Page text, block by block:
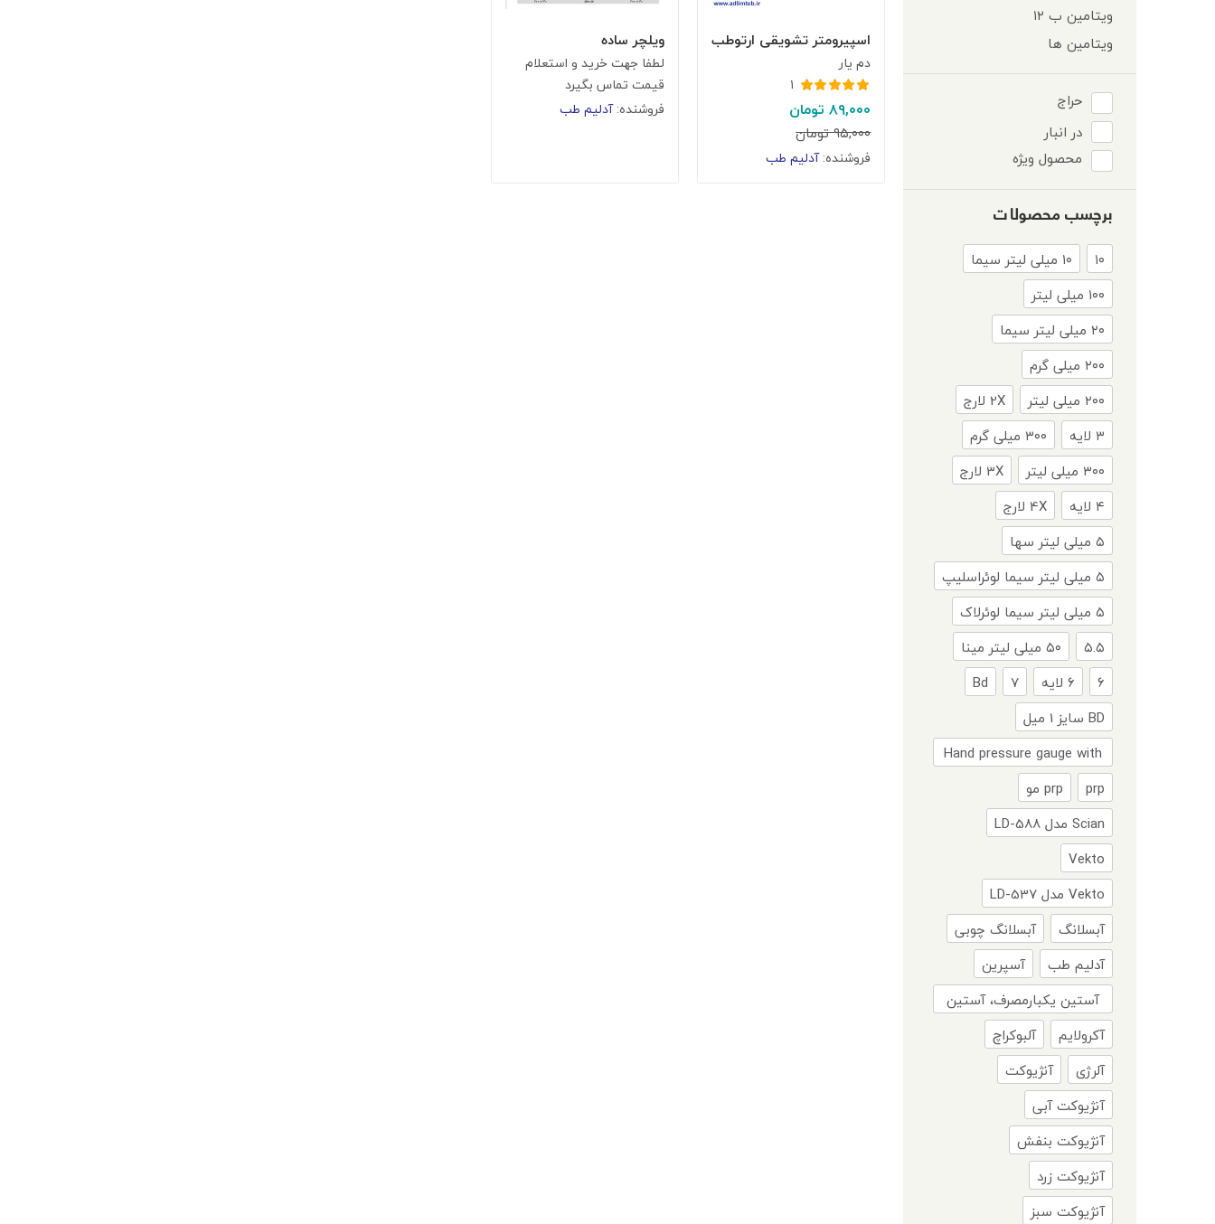
ویتامین ب ۱۲
ویتامین ها
حراج
در انبار
محصول ویژه
برچسب محصولات
۱۰
۱۰ میلی لیتر سیما
۱۰۰ میلی لیتر
۲۰ میلی لیتر سیما
۲۰۰ میلی گرم
۲۰۰ میلی لیتر
2X لارج
۳ لایه
۳۰۰ میلی گرم
۳۰۰ میلی لیتر
3X لارج
۴ لایه
4X لارج
۵ میلی لیتر سها
۵ میلی لیتر سیما لوئراسلیپ
۵ میلی لیتر سیما لوئرلاک
۵.۵
۵۰ میلی لیتر مینا
۶
۶ لایه ۷
Bd
BD سایز 1 میل
Hand pressure gauge with
Amsig SP 05
prp
prp مو
Scian مدل LD-588
Vekto
Vekto مدل LD-537
آبسلانگ
آبسلانگ چوبی
آدلیم طب
آسپرین
آستین یکبارمصرف، آستین
بهداشتی، آستین اسپان،
آستین، آستین یکبارمصرف
اسپان، آستین یکبارمصرف
بهداشتی،
آکرولایم
آلبوکراچ
آلرژی
آنژیوکت
آنژیوکت آبی
آنژیوکت بنفش
آنژیوکت زرد
آنژیوکت سبز
اسپیرومتر تشویقی ارتوطب
دم یار
امتیاز۵.۰۰از
۵
۱
۸۹,۰۰۰ تومان
۹۵,۰۰۰تومان
فروشنده:آدلیم طب
ویلچر ساده
لطفا جهت خرید و استعلام
قیمت تماس بگیرد
فروشنده:آدلیم طب